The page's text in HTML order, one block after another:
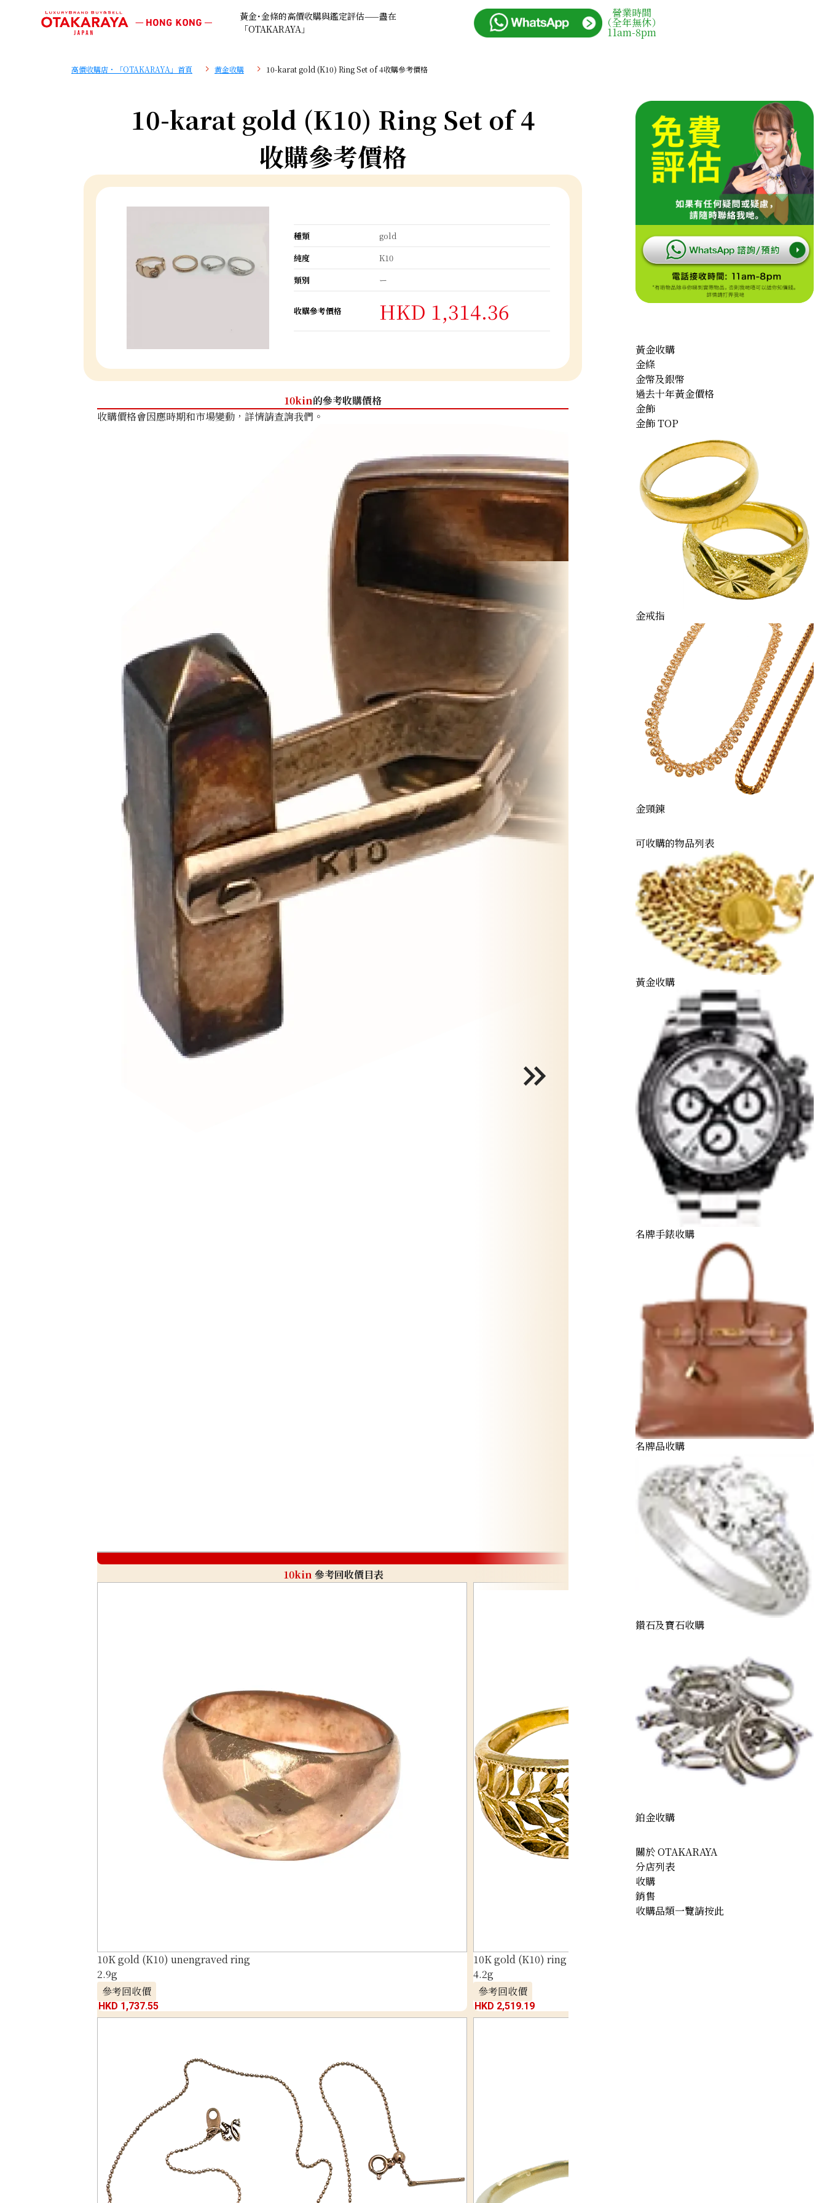
黃金･金條的高價收購與鑑定評估——盡在
「OTAKARAYA」
營業時間
（全年無休）
11am-8pm
高價收購店・「OTAKARAYA」首頁 黄金收購 10-karat gold (K10) Ring Set of 4收購參考價格
10-karat gold (K10) Ring Set of 4
收購參考價格
種類
gold
純度
K10
類別
ー
收購參考價格 HKD 1,314.36
10kin的參考收購價格
收購價格會因應時期和市場變動，詳情請查詢我們。
10kin
10kin 參考回收價目表
10K gold (K10) unengraved ring
2.9g
參考回收價
HKD 1,737.55
10K gold (K10) ring collection
4.2g
參考回收價
HKD 2,519.19
黃金收購
金條
金幣及銀幣
過去十年黃金價格
金飾
金飾 TOP
金戒指
金頸鍊
可收購的物品列表
黃金收購
名牌手錶收購
名牌品收購
鑽石及寶石收購
鉑金收購
關於 OTAKARAYA
分店列表
收購
銷售
收購品類一覽請按此